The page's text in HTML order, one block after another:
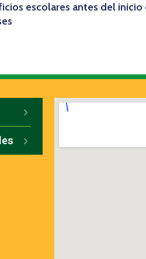
escolares antes del inicio